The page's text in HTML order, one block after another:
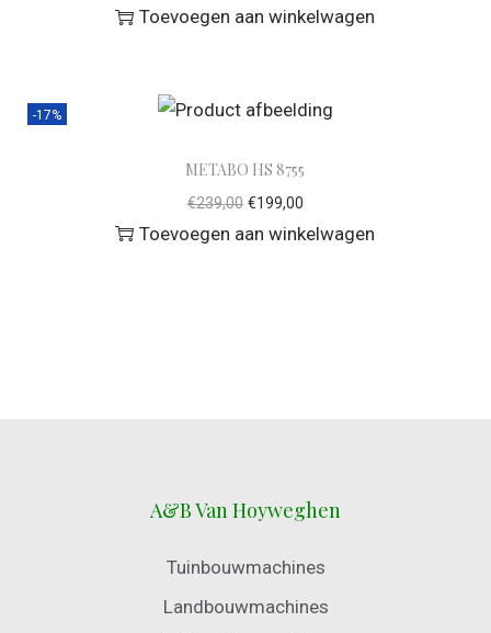
Toevoegen aan winkelwagen
-17%
METABO HS 8755
€239,00 €199,00
Toevoegen aan winkelwagen
A&B Van Hoyweghen
Tuinbouwmachines
Landbouwmachines